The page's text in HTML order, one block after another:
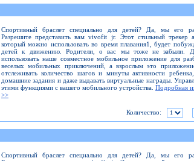
Спортивный браслет специально для детей? Да, мы его
Разрешите представить вам vivofit jr. Этот стильный трекер
который можно использовать во время плавания1, будет
детей к движению. Родители, о вас мы тоже не забыли.
использовать наше совместное мобильное приложение для
веселых мобильных приключений, а взрослым это
отслеживать количество шагов и минуты активности ребенка,
домашние задания и даже выдавать виртуальные награды.
этими функциями с вашего мобильного устройства. Подробная
>>
Количество:
Спортивный браслет специально для детей? Да, мы его